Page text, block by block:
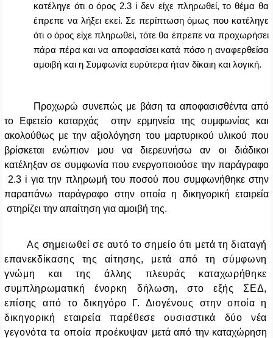
κατέληγε ότι ο όρος 2.3 i δεν είχε πληρωθεί, το θέμα θα
έπρεπε να λήξει εκεί. Σε περίπτωση όμως που κατέληγε
ότι ο όρος είχε πληρωθεί, τότε θα έπρεπε να προχωρήσει
πάρα πέρα και να αποφασίσει κατά πόσο η αναφερθείσα
αμοιβή και η Συμφωνία ευρύτερα ήταν δίκαιη και λογική.
Προχωρώ συνεπώς με βάση τα αποφασισθέντα από
το Εφετείο καταρχάς στην ερμηνεία της συμφωνίας και
ακολούθως με την αξιολόγηση του μαρτυρικού υλικού που
βρίσκεται ενώπιον μου να διερευνήσω αν οι διάδικοι
κατέληξαν σε συμφωνία που ενεργοποιούσε την παράγραφο
2.3 i για την πληρωμή του ποσού που συμφωνήθηκε στην
παραπάνω παράγραφο στην οποία η δικηγορική εταιρεία
στηρίζει την απαίτηση για αμοιβή της.
Ας σημειωθεί σε αυτό το σημείο ότι μετά τη διαταγή
επανεκδίκασης της αίτησης, μετά από τη σύμφωνη
γνώμη και της άλλης πλευράς καταχωρήθηκε
συμπληρωματική ένορκη δήλωση, στο εξής ΣΕΔ,
επίσης από το δικηγόρο Γ. Διογένους στην οποία η
δικηγορική εταιρεία παρέθεσε ουσιαστικά δύο νέα
γεγονότα τα οποία προέκυψαν μετά από την καταχώρηση